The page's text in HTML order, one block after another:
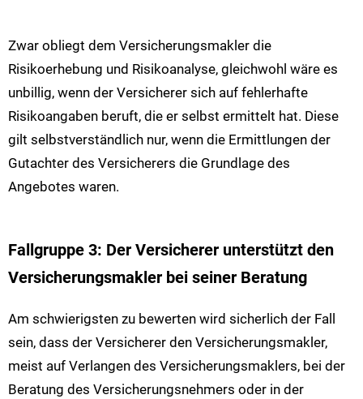
Zwar obliegt dem Versicherungsmakler die
Risikoerhebung und Risikoanalyse, gleichwohl wäre es
unbillig, wenn der Versicherer sich auf fehlerhafte
Risikoangaben beruft, die er selbst ermittelt hat. Diese
gilt selbstverständlich nur, wenn die Ermittlungen der
Gutachter des Versicherers die Grundlage des
Angebotes waren.
Fallgruppe 3: Der Versicherer unterstützt den
Versicherungsmakler bei seiner Beratung
Am schwierigsten zu bewerten wird sicherlich der Fall
sein, dass der Versicherer den Versicherungsmakler,
meist auf Verlangen des Versicherungsmaklers, bei der
Beratung des Versicherungsnehmers oder in der